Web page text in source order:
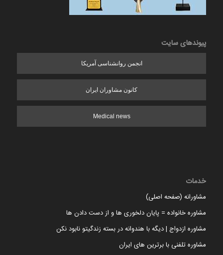
پیوندهای سایت
انجمن روانشناسی آمریکا
کانون مشاوران ایران
Medical news
خدمات
مشاورانه (صفحه اصلی)
مشاوره خانواده = پایان دلخوری ها و از دست دادن ها
مشاوره ازدواج | دیگه با هندوانه در بسته زندگیتو نابود نکن
مشاوره تلفنی با برترین های ایران